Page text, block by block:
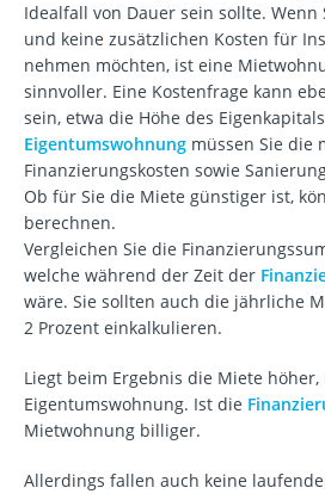
Idealfall von Dauer sein sollte.
und keine zusätzlichen Kosten für
nehmen möchten, ist eine
sinnvoller. Eine Kostenfrage kann
sein, etwa die Höhe des
Eigentumswohnung müssen Sie die
Finanzierungskosten sowie
Ob für Sie die Miete günstiger ist,
berechnen.
Vergleichen Sie die
welche während der Zeit der
wäre. Sie sollten auch die jährliche
2 Prozent einkalkulieren.
Liegt beim Ergebnis die Miete
Eigentumswohnung. Ist die
Mietwohnung billiger.
Allerdings fallen auch keine